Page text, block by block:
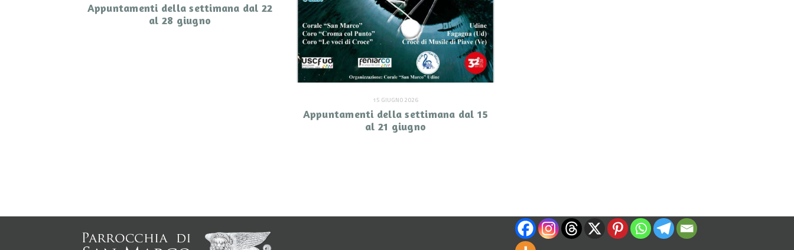
Appuntamenti della settimana dal 22
al 28 giugno
15 GIUGNO 2026
Appuntamenti della settimana dal 15
al 21 giugno